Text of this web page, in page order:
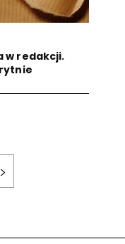
w redakcji.
>